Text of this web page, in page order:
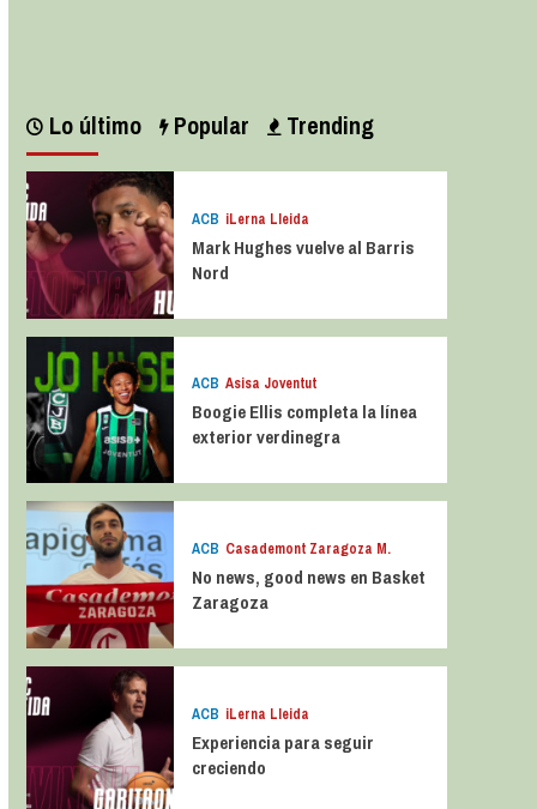
Lo último Popular Trending
ACB iLerna Lleida
Mark Hughes vuelve al Barris
Nord
ACB Asisa Joventut
Boogie Ellis completa la línea
exterior verdinegra
ACB Casademont Zaragoza M.
No news, good news en Basket
Zaragoza
ACB iLerna Lleida
Experiencia para seguir
creciendo